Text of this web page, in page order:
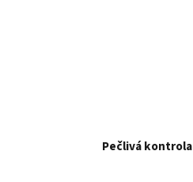
Pečlivá kontrola